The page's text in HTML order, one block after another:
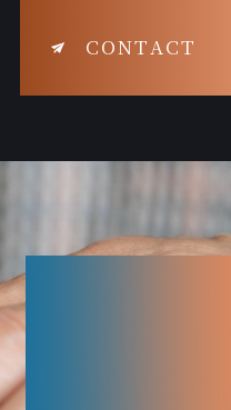
CONTACT